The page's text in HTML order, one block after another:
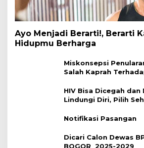
Ayo Menjadi Berarti!, Berarti
Hidupmu Berharga
Miskonsepsi
Salah Kaprah
HIV Bisa Dicegah
Lindungi Diri, Pilih
Notifikasi Pasangan
Dicari Calon Dewas
BOGOR 2025-2029